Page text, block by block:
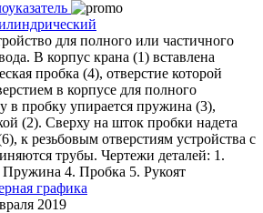
для полного или частичного
В корпус крана (1) вставлена
пробка (4), отверстие которой
в корпусе для полного
в пробку упирается пружина (3),
(2). Сверху на шток пробки надета
к резьбовым отверстиям устройства с
трубы. Чертежи деталей: 1.
4. Пробка 5. Рукоят
графика
2019